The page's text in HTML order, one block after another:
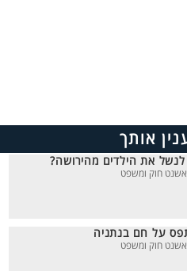
אותך
את הילדים מהירושה?
על חם בנתניה